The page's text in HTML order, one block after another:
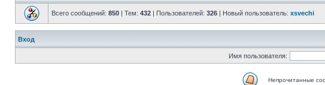
Всего сообщений: 850 | Тем: 432 | Пользователей: 326 | Новый пользователь: xsvechi
Вход
Имя пользователя:
Непрочитанные